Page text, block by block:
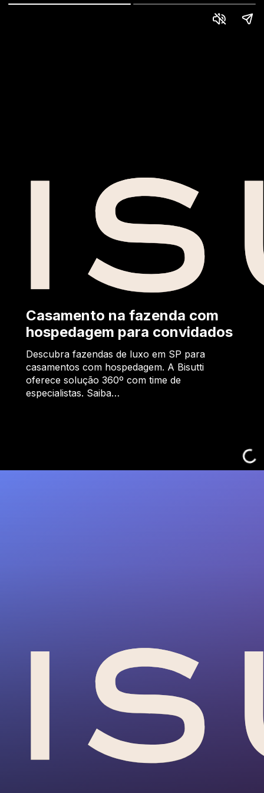
Casamento na fazenda com
hospedagem para convidados
Descubra fazendas de luxo em SP para
casamentos com hospedagem. A Bisutti
oferece solução 360º com time de
especialistas. Saiba…